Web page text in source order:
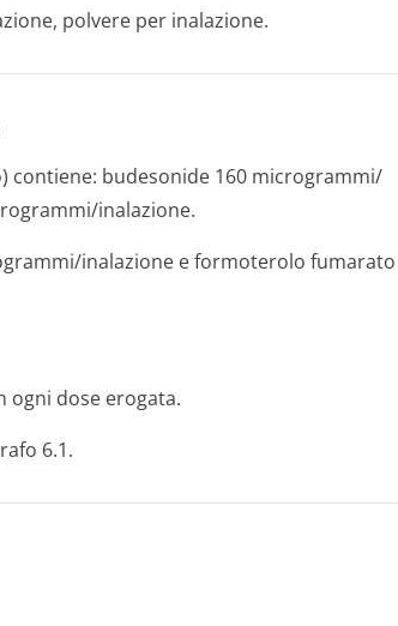
polvere per inalazione.
contiene: budesonide 160 microgrammi/
inalazione.
inalazione e formoterolo fumarato
dose erogata.
6.1.